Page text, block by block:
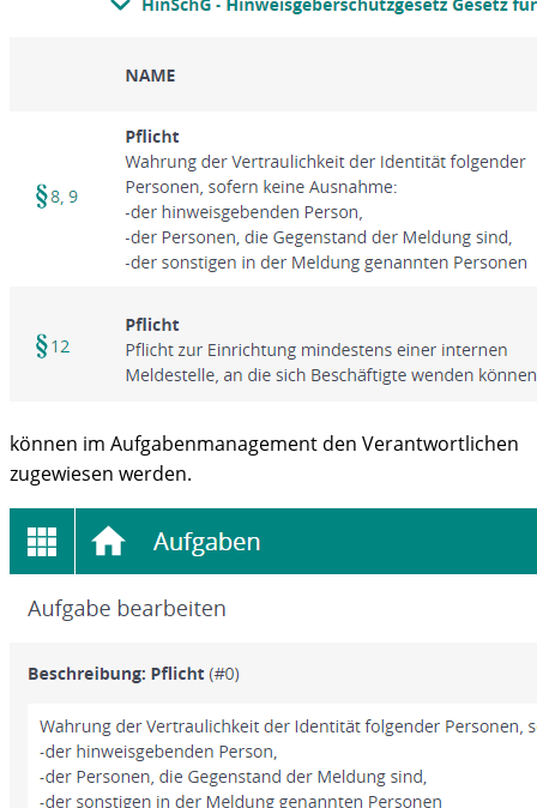
können im Aufgabenmanagement den Verantwortlichen
zugewiesen werden.